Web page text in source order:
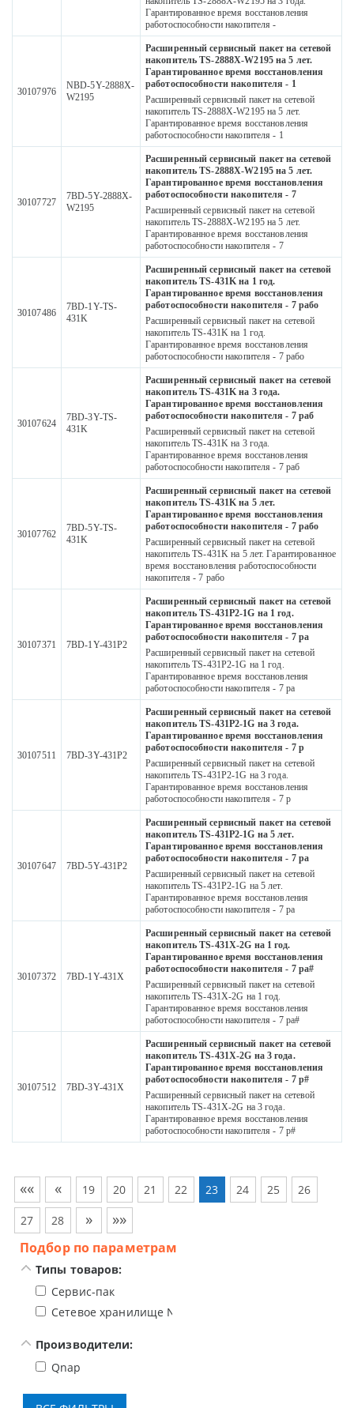
Гарантированное время восстановления
работоспособности накопителя -
30107976
NBD-5Y-2888X-
W2195
Расширенный сервисный пакет на сетевой
накопитель TS-2888X-W2195 на 5 лет.
Гарантированное время восстановления
работоспособности накопителя - 1
Расширенный сервисный пакет на сетевой
накопитель TS-2888X-W2195 на 5 лет.
Гарантированное время восстановления
работоспособности накопителя - 1
30107727
7BD-5Y-2888X-
W2195
Расширенный сервисный пакет на сетевой
накопитель TS-2888X-W2195 на 5 лет.
Гарантированное время восстановления
работоспособности накопителя - 7
Расширенный сервисный пакет на сетевой
накопитель TS-2888X-W2195 на 5 лет.
Гарантированное время восстановления
работоспособности накопителя - 7
30107486
7BD-1Y-TS-
431K
Расширенный сервисный пакет на сетевой
накопитель TS-431K на 1 год.
Гарантированное время восстановления
работоспособности накопителя - 7 рабо
Расширенный сервисный пакет на сетевой
накопитель TS-431K на 1 год.
Гарантированное время восстановления
работоспособности накопителя - 7 рабо
30107624
7BD-3Y-TS-
431K
Расширенный сервисный пакет на сетевой
накопитель TS-431K на 3 года.
Гарантированное время восстановления
работоспособности накопителя - 7 раб
Расширенный сервисный пакет на сетевой
накопитель TS-431K на 3 года.
Гарантированное время восстановления
работоспособности накопителя - 7 раб
30107762
7BD-5Y-TS-
431K
Расширенный сервисный пакет на сетевой
накопитель TS-431K на 5 лет.
Гарантированное время восстановления
работоспособности накопителя - 7 рабо
Расширенный сервисный пакет на сетевой
накопитель TS-431K на 5 лет. Гарантированное
время восстановления работоспособности
накопителя - 7 рабо
30107371 7BD-1Y-431P2
Расширенный сервисный пакет на сетевой
накопитель TS-431P2-1G на 1 год.
Гарантированное время восстановления
работоспособности накопителя - 7 ра
Расширенный сервисный пакет на сетевой
накопитель TS-431P2-1G на 1 год.
Гарантированное время восстановления
работоспособности накопителя - 7 ра
30107511 7BD-3Y-431P2
Расширенный сервисный пакет на сетевой
накопитель TS-431P2-1G на 3 года.
Гарантированное время восстановления
работоспособности накопителя - 7 р
Расширенный сервисный пакет на сетевой
накопитель TS-431P2-1G на 3 года.
Гарантированное время восстановления
работоспособности накопителя - 7 р
30107647 7BD-5Y-431P2
Расширенный сервисный пакет на сетевой
накопитель TS-431P2-1G на 5 лет.
Гарантированное время восстановления
работоспособности накопителя - 7 ра
Расширенный сервисный пакет на сетевой
накопитель TS-431P2-1G на 5 лет.
Гарантированное время восстановления
работоспособности накопителя - 7 ра
30107372 7BD-1Y-431X
Расширенный сервисный пакет на сетевой
накопитель TS-431X-2G на 1 год.
Гарантированное время восстановления
работоспособности накопителя - 7 ра#
Расширенный сервисный пакет на сетевой
накопитель TS-431X-2G на 1 год.
Гарантированное время восстановления
работоспособности накопителя - 7 ра#
30107512 7BD-3Y-431X
Расширенный сервисный пакет на сетевой
накопитель TS-431X-2G на 3 года.
Гарантированное время восстановления
работоспособности накопителя - 7 р#
Расширенный сервисный пакет на сетевой
накопитель TS-431X-2G на 3 года.
Гарантированное время восстановления
работоспособности накопителя - 7 р#
«« « 19 20 21 22 23 24 25 26
27 28 » »»
Подбор по параметрам
Типы товаров:
Сервис-пак
Сетевое хранилище NAS
Производители:
Qnap